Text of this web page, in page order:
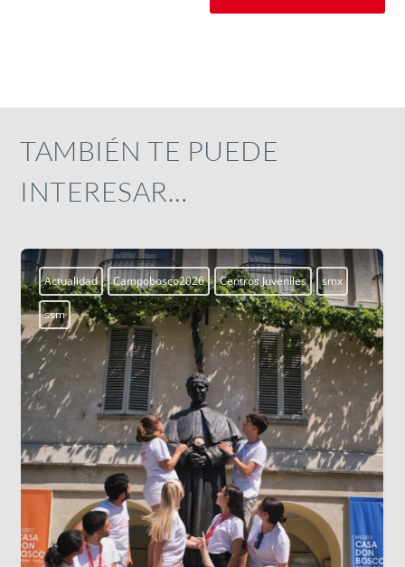
TAMBIÉN TE PUEDE
INTERESAR…
Actualidad Campobosco2026 Centros Juveniles smx
ssm